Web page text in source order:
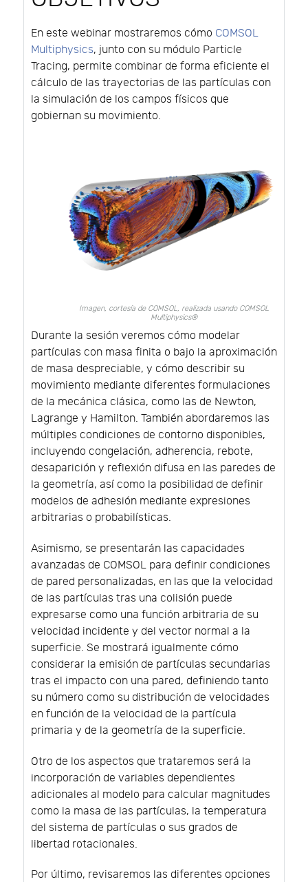
En este webinar mostraremos cómo COMSOL
Multiphysics, junto con su módulo Particle
Tracing, permite combinar de forma eficiente el
cálculo de las trayectorias de las partículas con
la simulación de los campos físicos que
gobiernan su movimiento.
Imagen, cortesía de COMSOL, realizada usando COMSOL
Multiphysics®
Durante la sesión veremos cómo modelar
partículas con masa finita o bajo la aproximación
de masa despreciable, y cómo describir su
movimiento mediante diferentes formulaciones
de la mecánica clásica, como las de Newton,
Lagrange y Hamilton. También abordaremos las
múltiples condiciones de contorno disponibles,
incluyendo congelación, adherencia, rebote,
desaparición y reflexión difusa en las paredes de
la geometría, así como la posibilidad de definir
modelos de adhesión mediante expresiones
arbitrarias o probabilísticas.
Asimismo, se presentarán las capacidades
avanzadas de COMSOL para definir condiciones
de pared personalizadas, en las que la velocidad
de las partículas tras una colisión puede
expresarse como una función arbitraria de su
velocidad incidente y del vector normal a la
superficie. Se mostrará igualmente cómo
considerar la emisión de partículas secundarias
tras el impacto con una pared, definiendo tanto
su número como su distribución de velocidades
en función de la velocidad de la partícula
primaria y de la geometría de la superficie.
Otro de los aspectos que trataremos será la
incorporación de variables dependientes
adicionales al modelo para calcular magnitudes
como la masa de las partículas, la temperatura
del sistema de partículas o sus grados de
libertad rotacionales.
Por último, revisaremos las diferentes opciones